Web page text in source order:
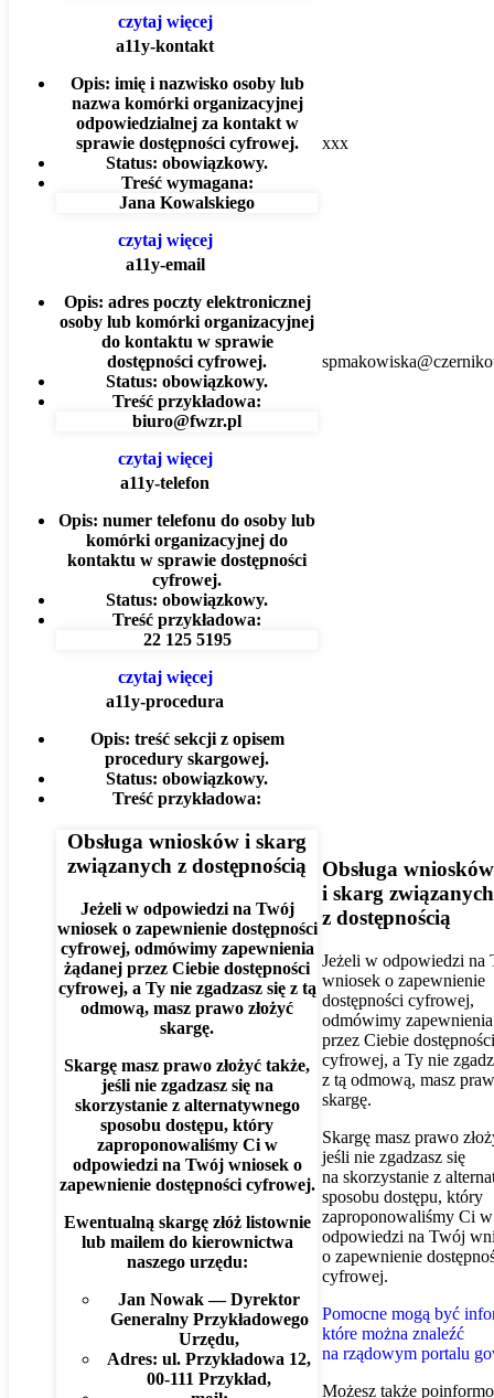
czytaj więcej
a11y-kontakt
Opis: imię i nazwisko osoby lub
nazwa komórki organizacyjnej
odpowiedzialnej za kontakt w
sprawie dostępności cyfrowej.
Status: obowiązkowy.
Treść wymagana:
Jana Kowalskiego
czytaj więcej
xxx
a11y-email
Opis: adres poczty elektronicznej
osoby lub komórki organizacyjnej
do kontaktu w sprawie
dostępności cyfrowej.
Status: obowiązkowy.
Treść przykładowa:
biuro@fwzr.pl
czytaj więcej
a11y-telefon
Opis: numer telefonu do osoby lub
komórki organizacyjnej do
kontaktu w sprawie dostępności
cyfrowej.
Status: obowiązkowy.
Treść przykładowa:
22 125 5195
czytaj więcej
a11y-procedura
Opis: treść sekcji z opisem
procedury skargowej.
Status: obowiązkowy.
Treść przykładowa:
Obsługa wniosków i skarg
związanych z dostępnością
Jeżeli w odpowiedzi na Twój
wniosek o zapewnienie dostępności
cyfrowej, odmówimy zapewnienia
żądanej przez Ciebie dostępności
cyfrowej, a Ty nie zgadzasz się z tą
odmową, masz prawo złożyć
skargę.
Skargę masz prawo złożyć także,
jeśli nie zgadzasz się na
skorzystanie z alternatywnego
sposobu dostępu, który
zaproponowaliśmy Ci w
odpowiedzi na Twój wniosek o
zapewnienie dostępności cyfrowej.
Ewentualną skargę złóż listownie
lub mailem do kierownictwa
naszego urzędu:
Jan Nowak — Dyrektor
Generalny Przykładowego
Urzędu,
Adres: ul. Przykładowa 12,
00-111 Przykład,
Obsługa wniosków
i skarg związanych
z dostępnością
Jeżeli w odpowiedzi na
wniosek o zapewnienie
dostępności cyfrowej,
odmówimy
przez Ciebie dostępności
cyfrowej, a Ty nie
z tą odmową, masz
skargę.
Skargę masz prawo
jeśli nie zgadzasz się
na skorzystanie z
sposobu dostępu, który
zaproponowaliśmy Ci w
odpowiedzi na Twój
o zapewnienie
cyfrowej.
Pomocne mogą być
które można znaleźć
na rządowym portalu
Możesz także